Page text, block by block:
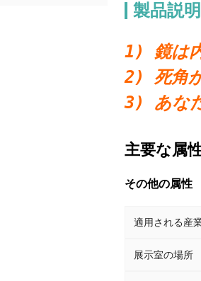
製品説明
1) 鏡は
2) 死角
3) あな
主要な属
その他の属性
適用される産
展示室の場所